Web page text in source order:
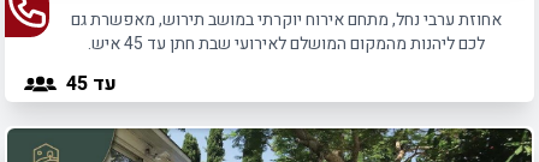
אחוזת ערבי נחל, מתחם אירוח יוקרתי במושב תירוש, מאפשרת גם
לכם ליהנות מהמקום המושלם לאירועי שבת חתן עד 45 איש.
עד 45